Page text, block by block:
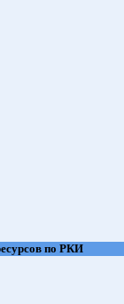
по РКИ